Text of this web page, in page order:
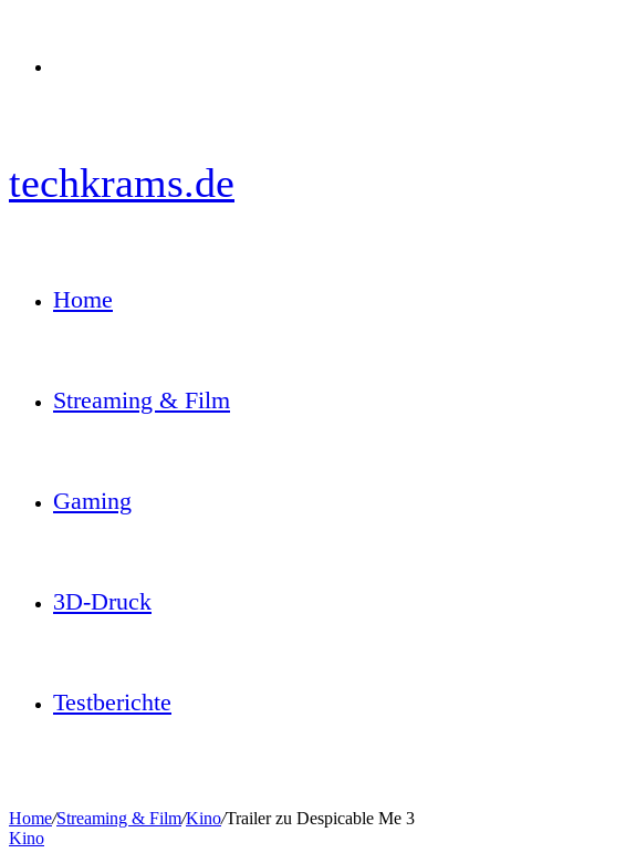
techkrams.de
Home
Streaming & Film
Gaming
3D-Druck
Testberichte
Home/Streaming & Film/Kino/Trailer zu Despicable Me 3
Kino